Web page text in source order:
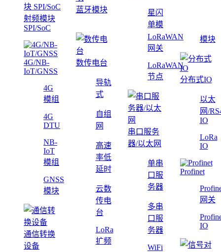
射频模块
SPI/SoC
蓝牙模块
星闪
单模
4G/NB-
IoT/GNSS
4G
模组
4G
DTU
NB-
IoT
模组
GNSS
模块
通信转换
设备
数传电台
导轨
式
自组
网
高速
率低
延时
云数
传电
台
LoRa
扩频
LoRaWAN
网关
LoRaWAN
节点
串口服务
器/以太网
单串
口服
务器
多串
口服
务器
WiFi
模块
分布式IO
以太
网/
IO
LoRa
IO
Profinet
网关
IO